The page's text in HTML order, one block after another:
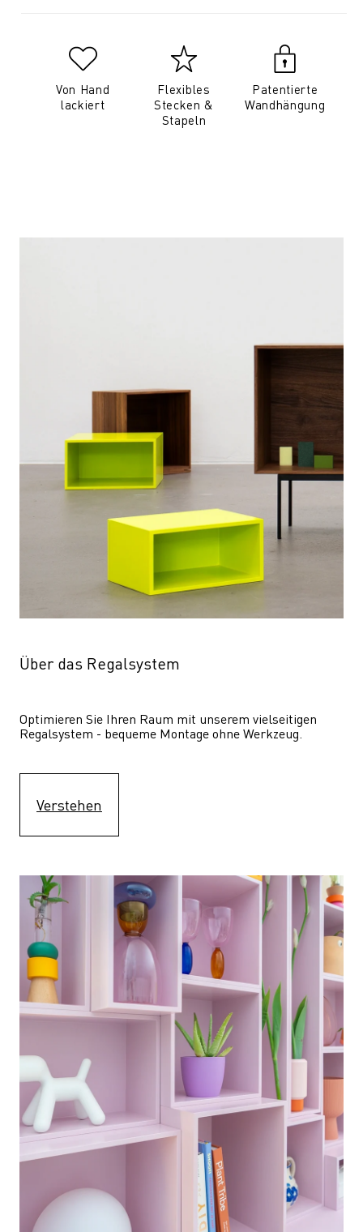
Von Hand
lackiert
Flexibles
Stecken &
Stapeln
Patentierte
Wandhängung
Über das Regalsystem
Optimieren Sie Ihren Raum mit unserem vielseitigen
Regalsystem - bequeme Montage ohne Werkzeug.
Verstehen